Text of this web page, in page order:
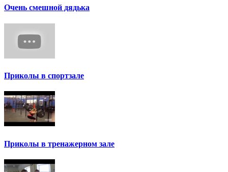
Очень смешной дядька
Приколы в спортзале
Приколы в тренажерном зале